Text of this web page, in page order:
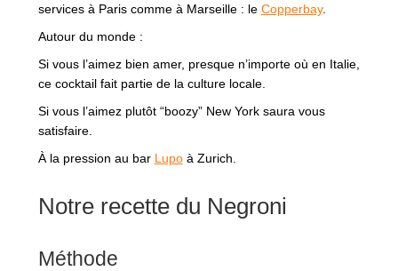
services à Paris comme à Marseille : le Copperbay.
Autour du monde :
Si vous l’aimez bien amer, presque n’importe où en Italie,
ce cocktail fait partie de la culture locale.
Si vous l’aimez plutôt “boozy” New York saura vous
satisfaire.
À la pression au bar Lupoà Zurich.
Notre recette du Negroni
Méthode